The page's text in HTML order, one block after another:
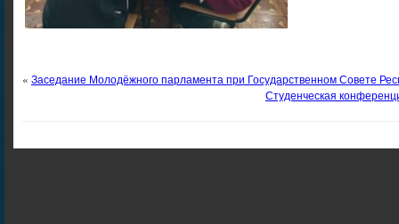
« Заседание Молодёжного парламента при Государственном Совете
Студенческая